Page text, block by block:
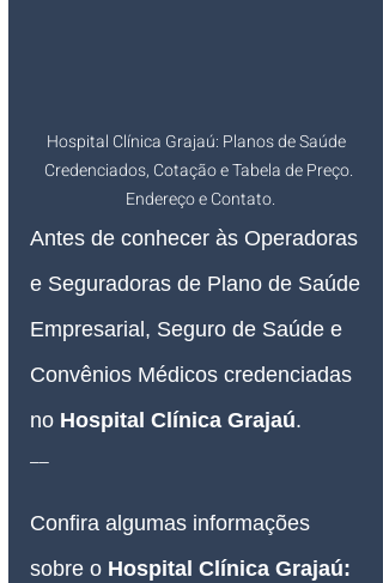
Hospital Clínica Grajaú: Planos de Saúde
Credenciados, Cotação e Tabela de Preço.
Endereço e Contato.
Antes de conhecer às Operadoras
e Seguradoras de Plano de Saúde
Empresarial, Seguro de Saúde e
Convênios Médicos credenciadas
no Hospital Clínica Grajaú.
__
Confira algumas informações
sobre o Hospital Clínica Grajaú: